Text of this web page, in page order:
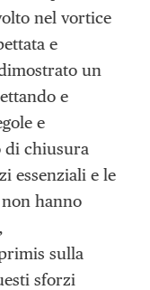
nel vortice
e
un
e
e
chiusura
essenziali e le
hanno
sulla
sforzi